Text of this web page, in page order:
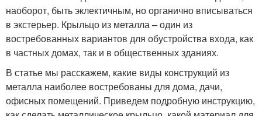
наоборот, быть эклектичным, но органично вписываться
в экстерьер. Крыльцо из металла – один из
востребованных вариантов для обустройства входа, как
в частных домах, так и в общественных зданиях.
В статье мы расскажем, какие виды конструкций из
металла наиболее востребованы для дома, дачи,
офисных помещений. Приведем подробную инструкцию,